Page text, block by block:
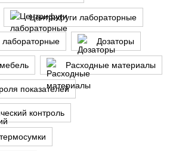
Центрифуги лабораторные
Дозаторы
Расходные материалы
показателей
контроль